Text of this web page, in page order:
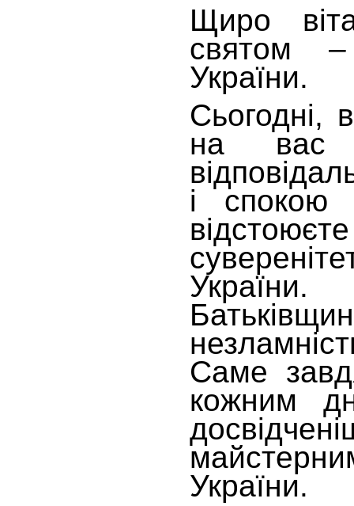
Щиро
святом
України.
Сьогодні,
на вас
і спокою
відстоюєте
Саме
кожним
України.